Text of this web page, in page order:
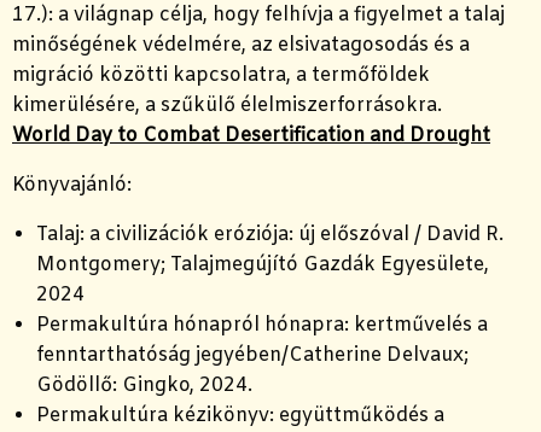
17.): a világnap célja, hogy felhívja a figyelmet a talaj
minőségének védelmére, az elsivatagosodás és a
migráció közötti kapcsolatra, a termőföldek
kimerülésére, a szűkülő élelmiszerforrásokra.
World Day to Combat Desertification and Drought
Könyvajánló:
Talaj: a civilizációk eróziója: új előszóval / David R.
Montgomery; Talajmegújító Gazdák Egyesülete,
2024
Permakultúra hónapról hónapra: kertművelés a
fenntarthatóság jegyében/Catherine Delvaux;
Gödöllő: Gingko, 2024.
Permakultúra kézikönyv: együttműködés a